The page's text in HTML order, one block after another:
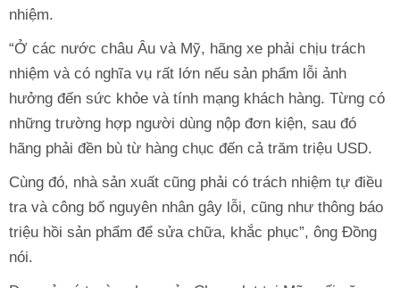
nhiệm.
“Ở các nước châu Âu và Mỹ, hãng xe phải chịu trách
nhiệm và có nghĩa vụ rất lớn nếu sản phẩm lỗi ảnh
hưởng đến sức khỏe và tính mạng khách hàng. Từng có
những trường hợp người dùng nộp đơn kiện, sau đó
hãng phải đền bù từ hàng chục đến cả trăm triệu USD.
Cùng đó, nhà sản xuất cũng phải có trách nhiệm tự điều
tra và công bố nguyên nhân gây lỗi, cũng như thông báo
triệu hồi sản phẩm để sửa chữa, khắc phục”, ông Đồng
nói.